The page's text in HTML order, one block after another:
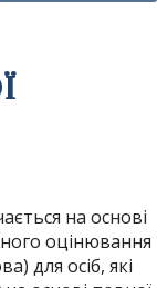
на основі
оцінювання
для осіб, які